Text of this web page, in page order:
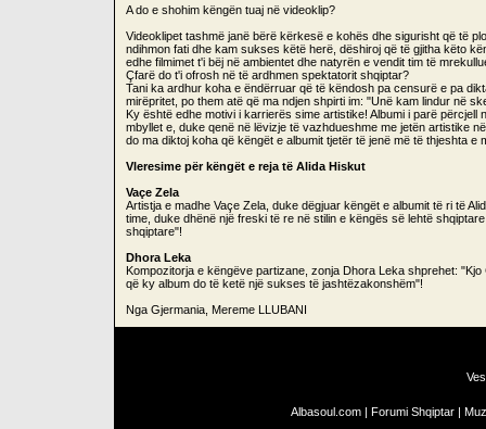
A do e shohim këngën tuaj në videoklip?
Videoklipet tashmë janë bërë kërkesë e kohës dhe sigurisht që të
ndihmon fati dhe kam sukses këtë herë, dëshiroj që të gjitha këto
edhe filmimet t'i bëj në ambientet dhe natyrën e vendit tim të
Çfarë do t'i ofrosh në të ardhmen spektatorit shqiptar?
Tani ka ardhur koha e ëndërruar që të këndosh pa censurë e pa
mirëpritet, po them atë që ma ndjen shpirti im: "Unë kam lindur në
Ky është edhe motivi i karrierës sime artistike! Albumi i parë
mbyllet e, duke qenë në lëvizje të vazhdueshme me jetën artistike
do ma diktoj koha që këngët e albumit tjetër të jenë më të thjeshta
Vleresime për këngët e reja të Alida Hiskut
Vaçe Zela
Artistja e madhe Vaçe Zela, duke dëgjuar këngët e albumit të ri të
time, duke dhënë një freski të re në stilin e këngës së lehtë
shqiptare"!
Dhora Leka
Kompozitorja e këngëve partizane, zonja Dhora Leka shprehet:
që ky album do të ketë një sukses të jashtëzakonshëm"!
Nga Gjermania, Mereme LLUBANI
Albasoul.com | Forumi Shqiptar |